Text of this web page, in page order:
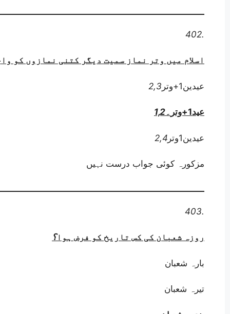
402.
اسلام میں وتر نماز سمیت دیگر کتنی نمازوں کو
2,3 عیدین1+وتر
1,2 عید1+وتر ۔
2,4 عیدین1وتر
مزکورہ کوئی جواب درست نہیں
403.
روزہ شعبان کی کس تاریخ کو فرض ہوا؟
بارہ شعبان
تیرہ شعبان